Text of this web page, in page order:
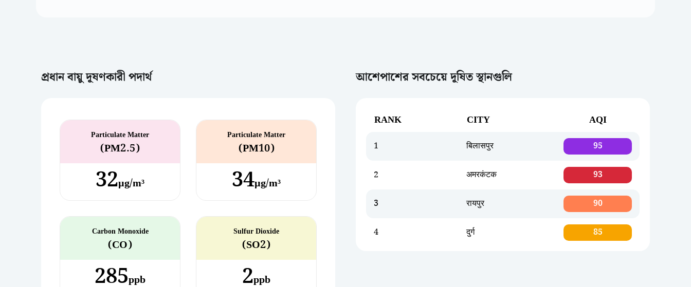
প্রধান বায়ু দূষণকারী পদার্থ
Particulate Matter
(PM2.5)
32µg/m³
Particulate Matter
(PM10)
34µg/m³
Carbon Monoxide
(CO)
285ppb
Sulfur Dioxide
(SO2)
2ppb
আশেপাশের সবচেয়ে দূষিত স্থানগুলি
RANK CITY AQI
1 बिलासपुर 95
2 अमरकंटक 93
3 रायपुर 90
4 दुर्ग 85